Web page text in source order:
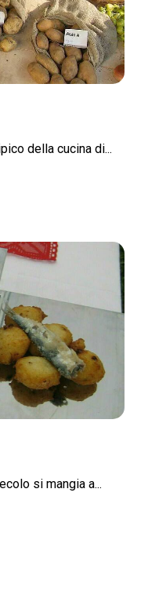
della cucina di...
si mangia a...